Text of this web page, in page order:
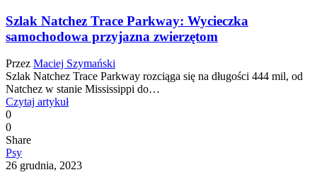
Szlak Natchez Trace Parkway: Wycieczka
samochodowa przyjazna zwierzętom
Przez Maciej Szymański
Szlak Natchez Trace Parkway rozciąga się na długości 444 mil, od
Natchez w stanie Mississippi do…
Czytaj artykuł
0
0
Share
Psy
26 grudnia, 2023